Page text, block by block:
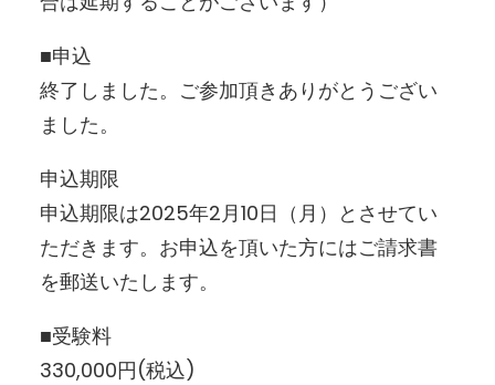
■申込
終了しました。ご参加頂きありがとうござい
ました。
申込期限
申込期限は2025年2月10日（月）とさせてい
ただきます。お申込を頂いた方にはご請求書
を郵送いたします。
■受験料
330,000円(税込)